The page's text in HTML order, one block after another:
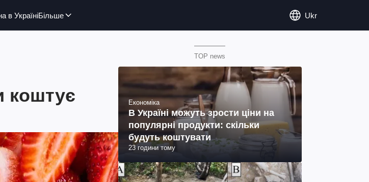
в УкраїніБільше Ukr
коштує
TOP news
Економіка
В Україні можуть зрости ціни на
популярні продукти: скільки
будуть коштувати
23 години тому